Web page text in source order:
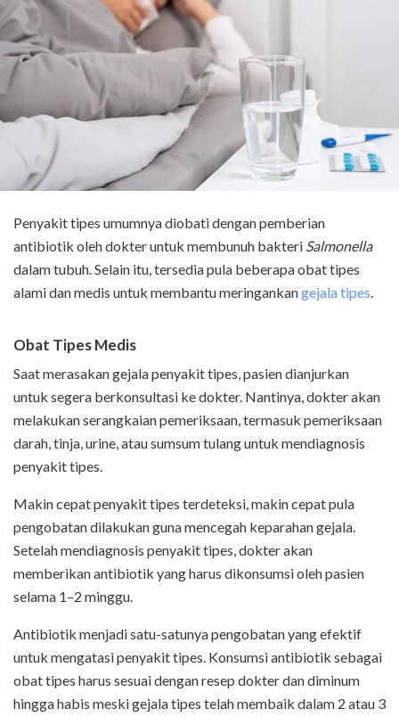
Penyakit tipes umumnya diobati dengan pemberian
antibiotik oleh dokter untuk membunuh bakteri Salmonella
dalam tubuh. Selain itu, tersedia pula beberapa obat tipes
alami dan medis untuk membantu meringankangejala tipes.
Obat Tipes Medis
Saat merasakan gejala penyakit tipes, pasien dianjurkan
untuk segera berkonsultasi ke dokter. Nantinya, dokter akan
melakukan serangkaian pemeriksaan, termasuk pemeriksaan
darah, tinja, urine, atau sumsum tulang untuk mendiagnosis
penyakit tipes.
Makin cepat penyakit tipes terdeteksi, makin cepat pula
pengobatan dilakukan guna mencegah keparahan gejala.
Setelah mendiagnosis penyakit tipes, dokter akan
memberikan antibiotik yang harus dikonsumsi oleh pasien
selama 1–2 minggu.
Antibiotik menjadi satu-satunya pengobatan yang efektif
untuk mengatasi penyakit tipes. Konsumsi antibiotik sebagai
obat tipes harus sesuai dengan resep dokter dan diminum
hingga habis meski gejala tipes telah membaik dalam 2 atau 3